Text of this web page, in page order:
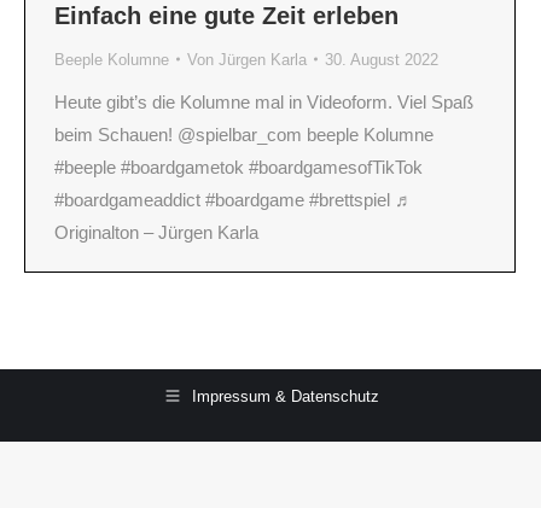
Einfach eine gute Zeit erleben
Beeple Kolumne Von Jürgen Karla 30. August 2022
Heute gibt’s die Kolumne mal in Videoform. Viel Spaß
beim Schauen! @spielbar_com beeple Kolumne
#beeple #boardgametok #boardgamesofTikTok
#boardgameaddict #boardgame #brettspiel ♬
Originalton – Jürgen Karla
Impressum & Datenschutz